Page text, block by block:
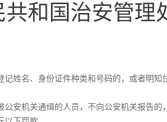
和国治安管理
姓名、身份证件种类和号码的，或者明知
安机关通缉的人员，不向公安机关报告的